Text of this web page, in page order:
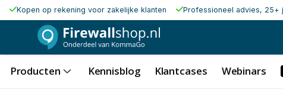
Kopen op rekening voor zakelijke klanten Professioneel advies, 25+
Producten Kennisblog Klantcases Webinars